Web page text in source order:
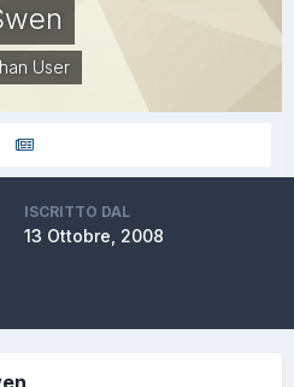
User
ISCRITTO DAL
13 Ottobre, 2008